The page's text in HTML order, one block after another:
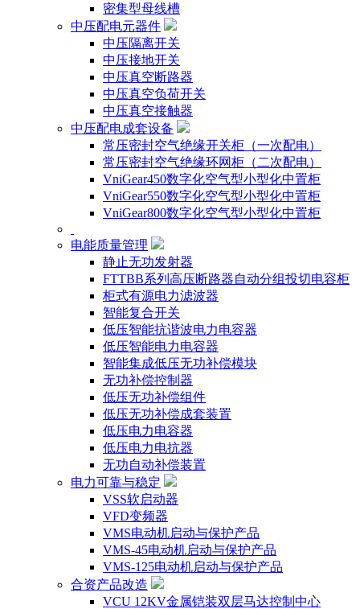
密集型母线槽
中压配电元器件
中压隔离开关
中压接地开关
中压真空断路器
中压真空负荷开关
中压真空接触器
中压配电成套设备
常压密封空气绝缘开关柜（一次配电）
常压密封空气绝缘环网柜（二次配电）
VniGear450数字化空气型小型化中置柜
VniGear550数字化空气型小型化中置柜
VniGear800数字化空气型小型化中置柜
电能质量管理
静止无功发射器
FTTBB系列高压断路器自动分组投切电容柜
柜式有源电力滤波器
智能复合开关
低压智能抗谐波电力电容器
低压智能电力电容器
智能集成低压无功补偿模块
无功补偿控制器
低压无功补偿组件
低压无功补偿成套装置
低压电力电容器
低压电力电抗器
无功自动补偿装置
电力可靠与稳定
VSS软启动器
VFD变频器
VMS电动机启动与保护产品
VMS-45电动机启动与保护产品
VMS-125电动机启动与保护产品
合资产品改造
VCU 12KV金属铠装双层马达控制中心